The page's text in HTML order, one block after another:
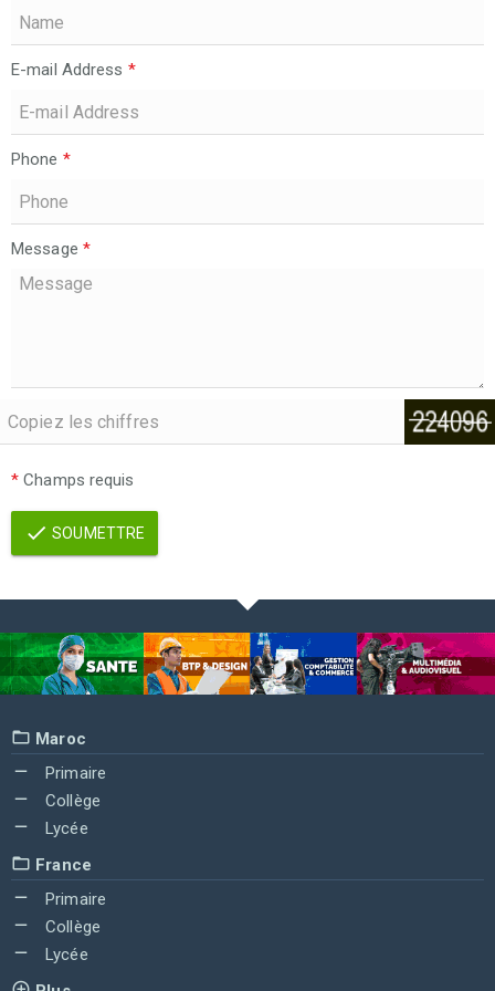
E-mail Address *
Phone *
Message *
* Champs requis
SOUMETTRE
Maroc
Primaire
Collège
Lycée
France
Primaire
Collège
Lycée